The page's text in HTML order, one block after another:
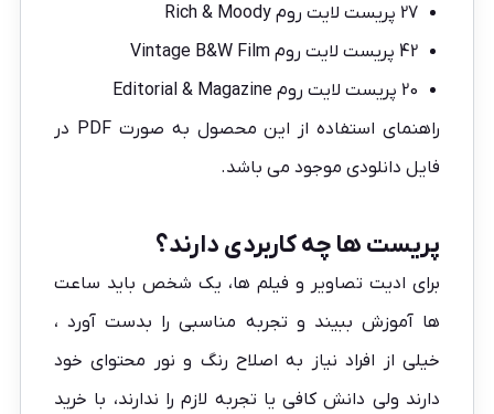
27 پریست لایت روم Rich & Moody
42 پریست لایت روم Vintage B&W Film
20 پریست لایت روم Editorial & Magazine
راهنمای استفاده از این محصول به صورت PDF در
فایل دانلودی موجود می باشد.
پریست ها چه کاربردی دارند؟
برای ادیت تصاویر و فیلم ها، یک شخص باید ساعت
ها آموزش ببیند و تجربه مناسبی را بدست آورد ،
خیلی از افراد نیاز به اصلاح رنگ و نور محتوای خود
دارند ولی دانش کافی یا تجربه لازم را ندارند، با خرید